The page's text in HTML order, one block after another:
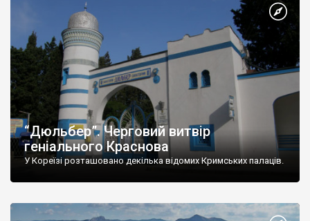
“Дюльбер”. Черговий витвір
геніального Краснова
У Кореїзі розташовано декілька відомих Кримських палаців.